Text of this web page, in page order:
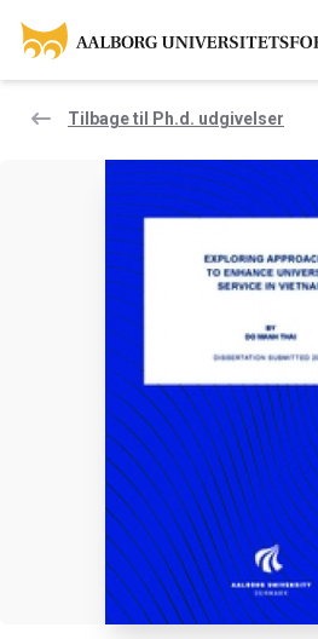
Tilbage til Ph.d. udgivelser